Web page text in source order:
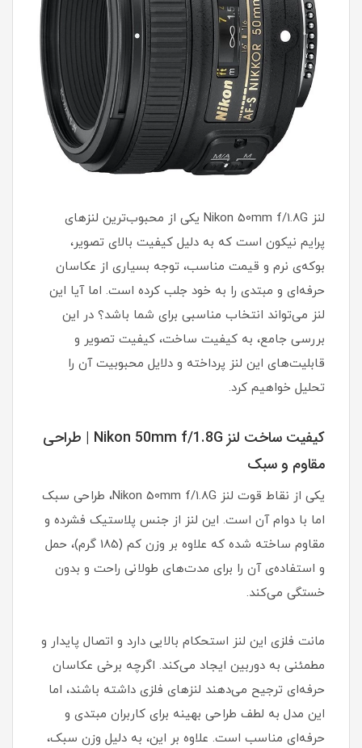
لنز Nikon 50mm f/1.8G یکی از محبوب‌ترین لنزهای
پرایم نیکون است که به دلیل کیفیت بالای تصویر،
بوکه‌ی نرم و قیمت مناسب، توجه بسیاری از عکاسان
حرفه‌ای و مبتدی را به خود جلب کرده است. اما آیا این
لنز می‌تواند انتخاب مناسبی برای شما باشد؟ در این
بررسی جامع، به کیفیت ساخت، کیفیت تصویر و
قابلیت‌های این لنز پرداخته و دلایل محبوبیت آن را
تحلیل خواهیم کرد.
کیفیت ساخت لنز Nikon 50mm f/1.8G | طراحی
مقاوم و سبک
یکی از نقاط قوت لنز Nikon 50mm f/1.8G، طراحی سبک
اما با دوام آن است. این لنز از جنس پلاستیک فشرده و
مقاوم ساخته شده که علاوه بر وزن کم (185 گرم)، حمل
و استفاده‌ی آن را برای مدت‌های طولانی راحت و بدون
خستگی می‌کند.
مانت فلزی این لنز استحکام بالایی دارد و اتصال پایدار و
مطمئنی به دوربین ایجاد می‌کند. اگرچه برخی عکاسان
حرفه‌ای ترجیح می‌دهند لنزهای فلزی داشته باشند، اما
این مدل به لطف طراحی بهینه برای کاربران مبتدی و
حرفه‌ای مناسب است. علاوه بر این، به دلیل وزن سبک،